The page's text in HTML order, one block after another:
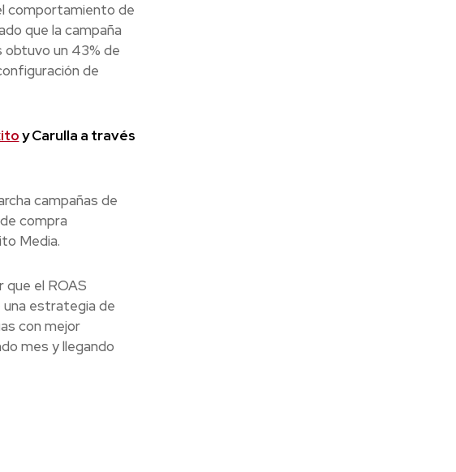
comportamiento de
que la campaña
obtuvo un 43% de
de
y Carulla a través
campañas de
compra
Media.
que el ROAS
una estrategia de
con mejor
mes y llegando